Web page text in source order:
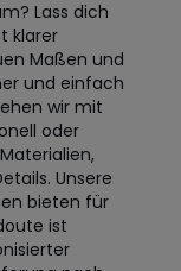
Lass dich
klarer
Maßen und
und einfach
wir mit
oder
Unsere
bieten für
ist